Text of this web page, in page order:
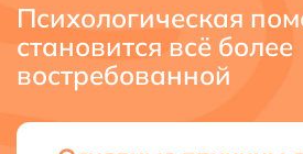
Психологическая
становится всё более
востребованной